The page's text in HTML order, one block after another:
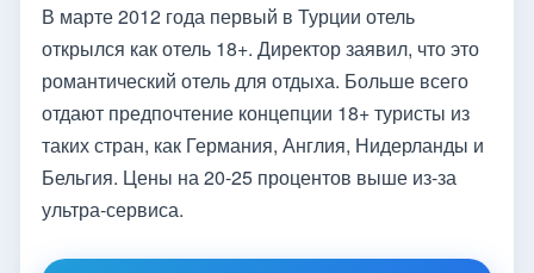
В марте 2012 года первый в Турции отель
открылся как отель 18+. Директор заявил, что это
романтический отель для отдыха. Больше всего
отдают предпочтение концепции 18+ туристы из
таких стран, как Германия, Англия, Нидерланды и
Бельгия. Цены на 20-25 процентов выше из-за
ультра-сервиса.